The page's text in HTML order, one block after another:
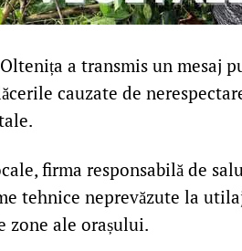
a transmis un mesaj
cauzate de
firma responsabilă de
tehnice neprevăzute la
ale orașului.